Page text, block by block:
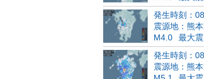
発生時刻：
震源地：熊
M4.0
最大
発生時刻：
震源地：熊